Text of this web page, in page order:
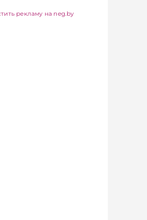
Главное об экономике
рекламу на neg.by